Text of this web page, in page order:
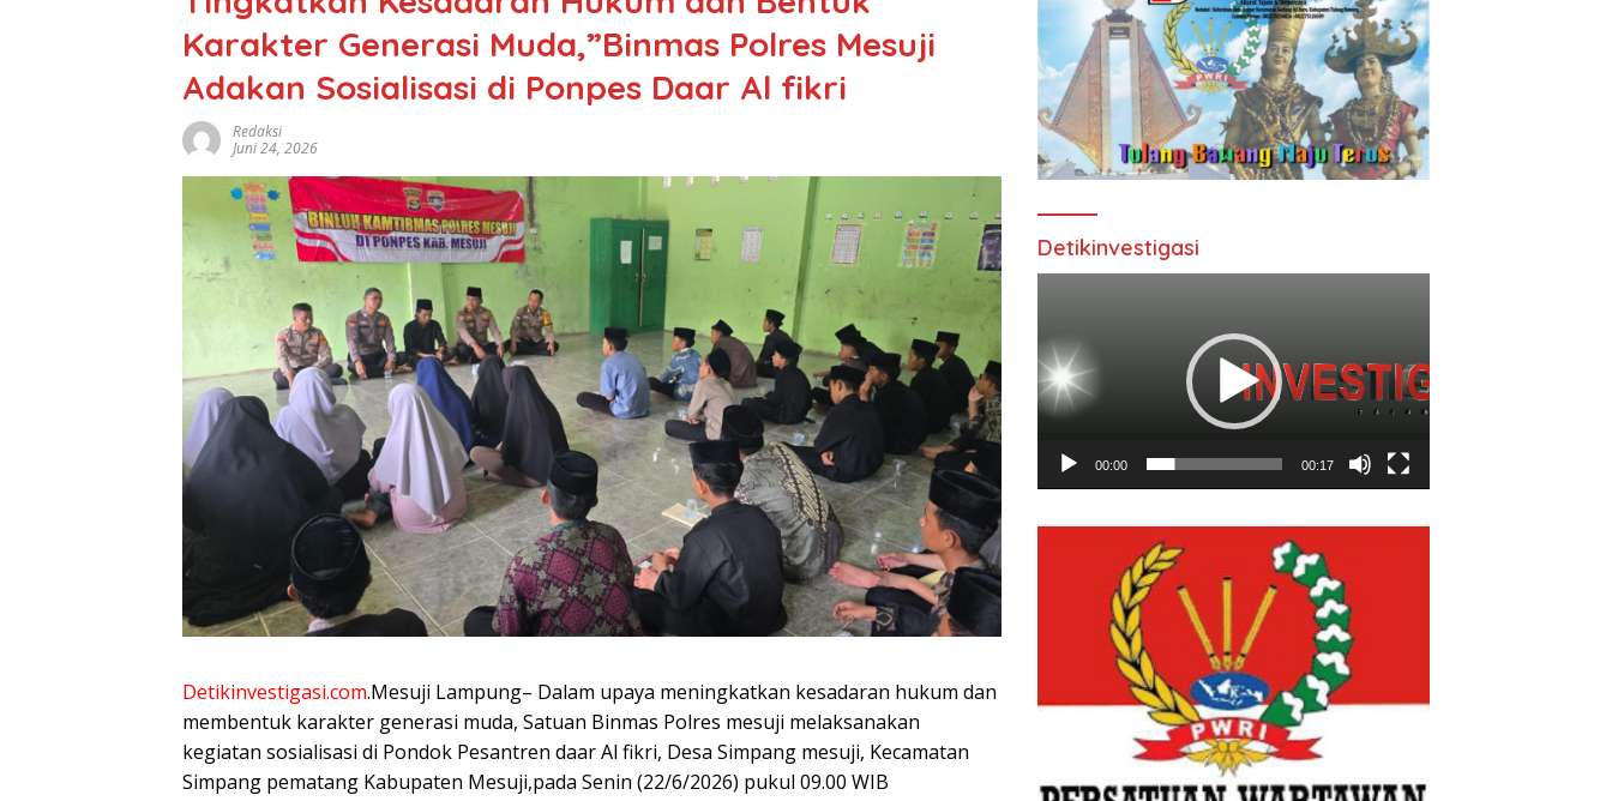
Karakter Generasi Muda,”Binmas Polres Mesuji
Adakan Sosialisasi di Ponpes Daar Al fikri
Redaksi
Juni 24, 2026
Detikinvestigasi.com.Mesuji Lampung– Dalam upaya meningkatkan kesadaran hukum dan
membentuk karakter generasi muda, Satuan Binmas Polres mesuji melaksanakan
kegiatan sosialisasi di Pondok Pesantren daar Al fikri, Desa Simpang mesuji, Kecamatan
Simpang pematang Kabupaten Mesuji,pada Senin (22/6/2026) pukul 09.00 WIB
Detikinvestigasi
00:00 00:17